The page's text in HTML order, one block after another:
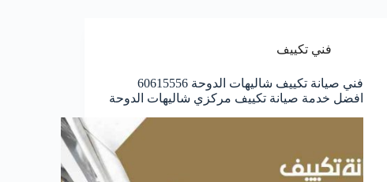
فني تكييف
فني صيانة تكييف شاليهات الدوحة 60615556
افضل خدمة صيانة تكييف مركزي شاليهات الدوحة